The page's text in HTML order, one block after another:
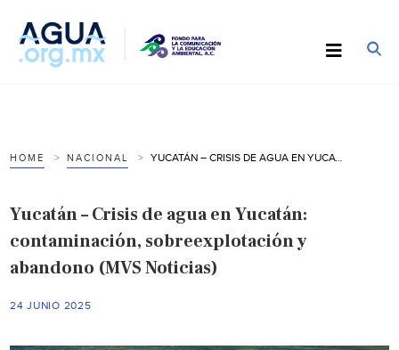
HOME NACIONAL YUCATÁN – CRISIS DE AGUA EN YUCATÁN: CONTAMINACIÓN, SOBREEXPLOTACIÓN Y ABANDONO (MVS NOTICIAS)
Yucatán – Crisis de agua en Yucatán:
contaminación, sobreexplotación y
abandono (MVS Noticias)
24 JUNIO 2025